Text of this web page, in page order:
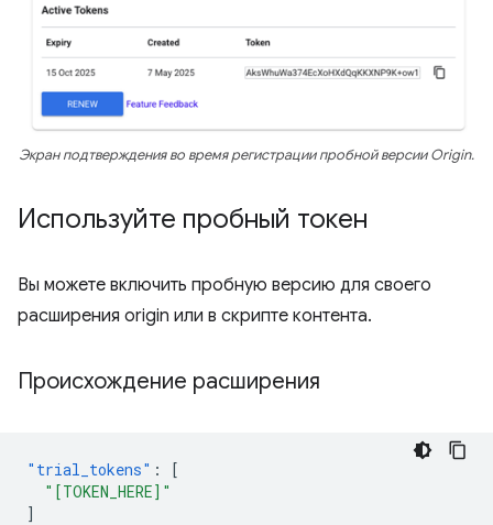
Экран подтверждения во время регистрации пробной версии Origin.
Используйте пробный токен
Вы можете включить пробную версию для своего
расширения origin или в скрипте контента.
Происхождение расширения
"trial_tokens" :
[
"[TOKEN_HERE]"
]